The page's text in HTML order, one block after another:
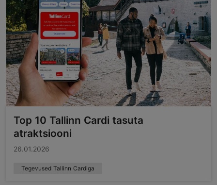
Top 10 Tallinn Cardi tasuta
atraktsiooni
26.01.2026
Tegevused Tallinn Cardiga